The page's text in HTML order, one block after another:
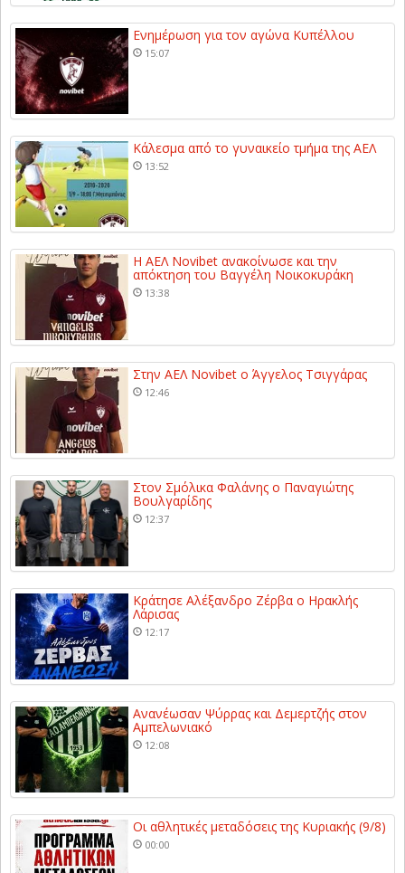
Ενημέρωση για τον αγώνα Κυπέλλου
15:07
Κάλεσμα από το γυναικείο τμήμα της ΑΕΛ
13:52
Η ΑΕΛ Novibet ανακοίνωσε και την
απόκτηση του Βαγγέλη Νοικοκυράκη
13:38
Στην ΑΕΛ Novibet ο Άγγελος Τσιγγάρας
12:46
Στον Σμόλικα Φαλάνης ο Παναγιώτης
Βουλγαρίδης
12:37
Κράτησε Αλέξανδρο Ζέρβα ο Ηρακλής
Λάρισας
12:17
Ανανέωσαν Ψύρρας και Δεμερτζής στον
Αμπελωνιακό
12:08
Οι αθλητικές μεταδόσεις της Κυριακής (9/8)
00:00